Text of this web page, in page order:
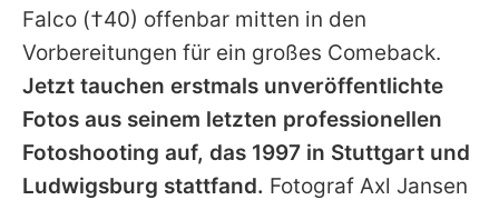
Impressum
Datenschutzerklärung
Nutzungsbedingungen
Utiq verwalten
Falco (†40) offenbar mitten in den
Vorbereitungen für ein großes Comeback.
Jetzt tauchen erstmals unveröffentlichte
Fotos aus seinem letzten professionellen
Fotoshooting auf, das 1997 in Stuttgart und
Ludwigsburg stattfand. Fotograf Axl Jansen